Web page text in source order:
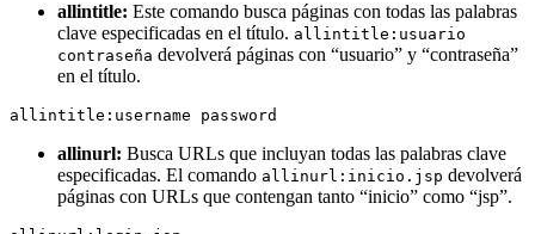
allintitle: Este comando busca páginas con todas las palabras
clave especificadas en el título. allintitle:usuario
contraseña devolverá páginas con “usuario” y “contraseña”
en el título.
allintitle:username password
allinurl: Busca URLs que incluyan todas las palabras clave
especificadas. El comando allinurl:inicio.jsp devolverá
páginas con URLs que contengan tanto “inicio” como “jsp”.